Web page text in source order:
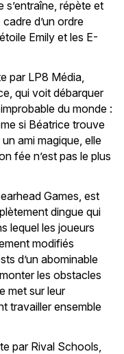
s’entraîne, répète et
d’un ordre
Emily et les E-
par LP8 Média,
qui voit débarquer
du monde :
si Béatrice trouve
ami magique, elle
fée n’est pas le plus
Games, est
dingue qui
lequel les joueurs
modifiés
d’un abominable
les obstacles
met sur leur
travailler ensemble
par Rival Schools,